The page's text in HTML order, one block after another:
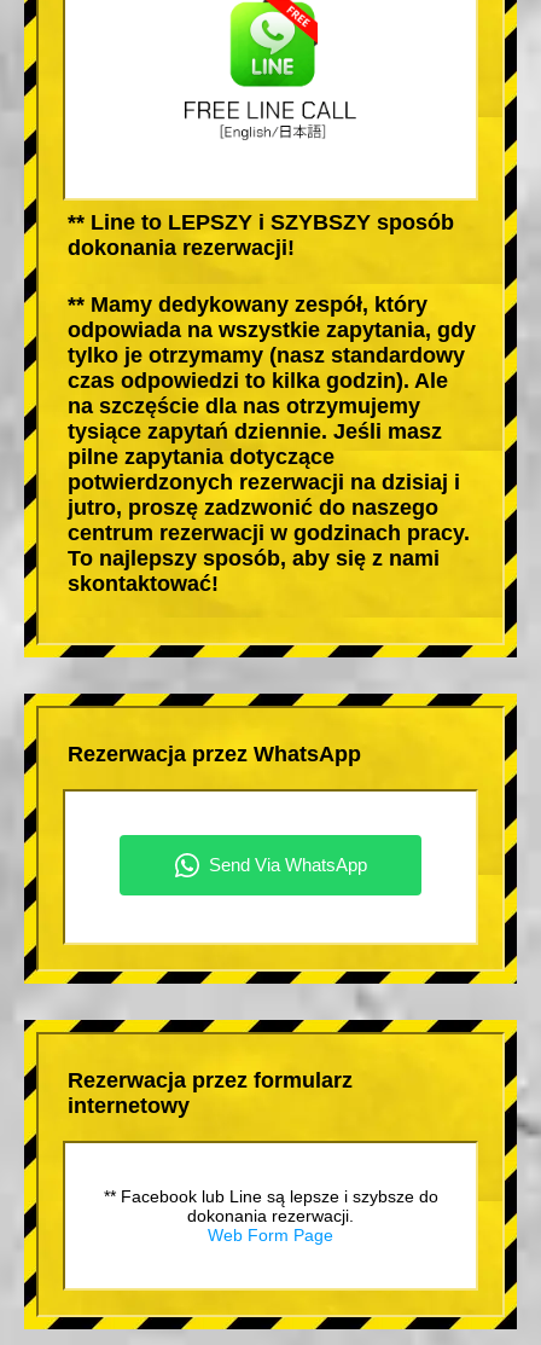
** Line to LEPSZY i SZYBSZY sposób
dokonania rezerwacji!
** Mamy dedykowany zespół, który
odpowiada na wszystkie zapytania, gdy
tylko je otrzymamy (nasz standardowy
czas odpowiedzi to kilka godzin). Ale
na szczęście dla nas otrzymujemy
tysiące zapytań dziennie. Jeśli masz
pilne zapytania dotyczące
potwierdzonych rezerwacji na dzisiaj i
jutro, proszę zadzwonić do naszego
centrum rezerwacji w godzinach pracy.
To najlepszy sposób, aby się z nami
skontaktować!
Rezerwacja przez WhatsApp
Rezerwacja przez formularz
internetowy
** Facebook lub Line są lepsze i szybsze do
dokonania rezerwacji.
Web Form Page